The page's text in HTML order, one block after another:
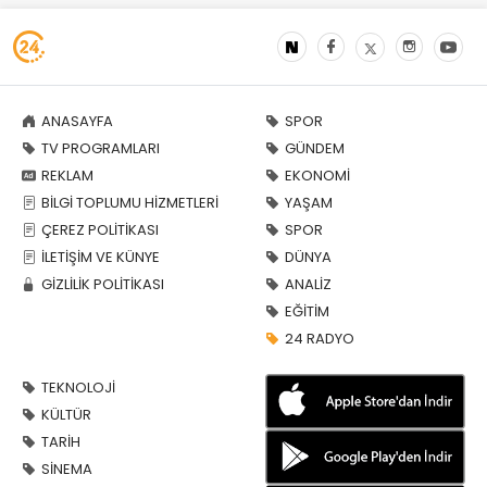
ANASAYFA
TV PROGRAMLARI
REKLAM
BİLGİ TOPLUMU HİZMETLERİ
ÇEREZ POLİTİKASI
İLETİŞİM VE KÜNYE
GİZLİLİK POLİTİKASI
SPOR
GÜNDEM
EKONOMİ
YAŞAM
SPOR
DÜNYA
ANALİZ
EĞİTİM
24 RADYO
TEKNOLOJİ
KÜLTÜR
TARİH
SİNEMA